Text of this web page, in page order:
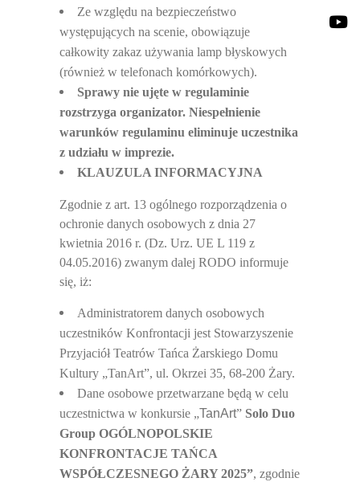
Ze względu na bezpieczeństwo
występujących na scenie, obowiązuje
całkowity zakaz używania lamp błyskowych
(również w telefonach komórkowych).
Sprawy nie ujęte w regulaminie
rozstrzyga organizator. Niespełnienie
warunków regulaminu eliminuje uczestnika
z udziału w imprezie.
KLAUZULA INFORMACYJNA
Zgodnie z art. 13 ogólnego rozporządzenia o
ochronie danych osobowych z dnia 27
kwietnia 2016 r. (Dz. Urz. UE L 119 z
04.05.2016) zwanym dalej RODO informuje
się, iż:
Administratorem danych osobowych
uczestników Konfrontacji jest Stowarzyszenie
Przyjaciół Teatrów Tańca Żarskiego Domu
Kultury „TanArt”, ul. Okrzei 35, 68-200 Żary.
Dane osobowe przetwarzane będą w celu
uczestnictwa w konkursie „TanArt” Solo Duo
Group OGÓLNOPOLSKIE
KONFRONTACJE TAŃCA
WSPÓŁCZESNEGO ŻARY 2025”, zgodnie